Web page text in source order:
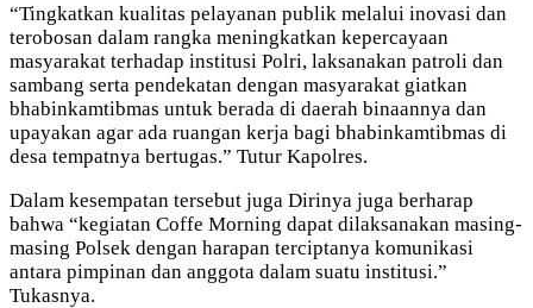
“Tingkatkan kualitas pelayanan publik melalui inovasi dan
terobosan dalam rangka meningkatkan kepercayaan
masyarakat terhadap institusi Polri, laksanakan patroli dan
sambang serta pendekatan dengan masyarakat giatkan
bhabinkamtibmas untuk berada di daerah binaannya dan
upayakan agar ada ruangan kerja bagi bhabinkamtibmas di
desa tempatnya bertugas.” Tutur Kapolres.
Dalam kesempatan tersebut juga Dirinya juga berharap
bahwa “kegiatan Coffe Morning dapat dilaksanakan masing-
masing Polsek dengan harapan terciptanya komunikasi
antara pimpinan dan anggota dalam suatu institusi.”
Tukasnya.